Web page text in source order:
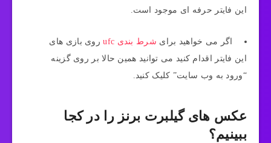
این فایتر حرفه ای موجود است.
اگر می خواهید برای شرط بندی ufc
روی بازی های
این فایتر اقدام کنید می توانید همین حالا بر روی گزینه
“ورود به وب سایت” کلیک کنید.
عکس های گیلبرت برنز را در کجا
ببینیم؟